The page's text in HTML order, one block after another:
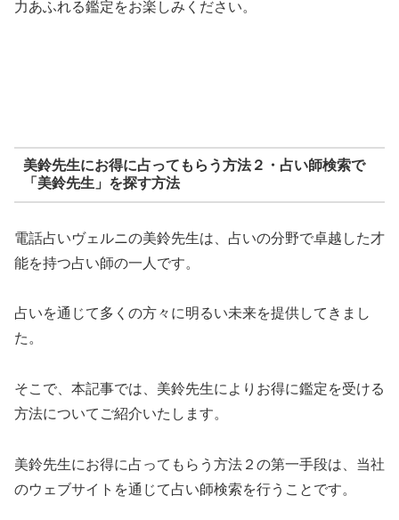
力あふれる鑑定をお楽しみください。
美鈴先生にお得に占ってもらう方法２・占い師検索で
「美鈴先生」を探す方法
電話占いヴェルニの美鈴先生は、占いの分野で卓越した才
能を持つ占い師の一人です。
占いを通じて多くの方々に明るい未来を提供してきまし
た。
そこで、本記事では、美鈴先生によりお得に鑑定を受ける
方法についてご紹介いたします。
美鈴先生にお得に占ってもらう方法２の第一手段は、当社
のウェブサイトを通じて占い師検索を行うことです。